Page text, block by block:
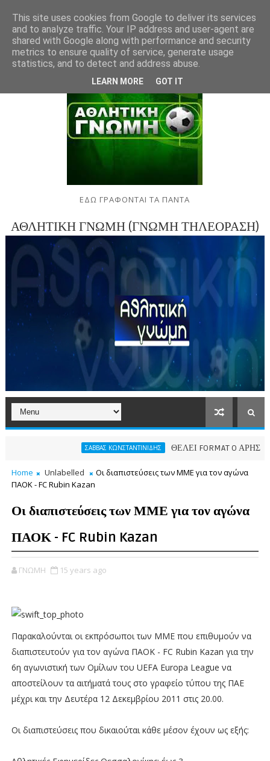
ΕΔΩ ΓΡΑΦΟΝΤΑΙ ΤΑ ΠΑΝΤΑ
ΑΘΛΗΤΙΚΗ ΓΝΩΜΗ (ΓΝΩΜΗ ΤΗΛΕΟΡΑΣΗ)
ΣΑΒΒΑΣ ΚΩΝΣΤΑΝΤΙΝΙΔΗΣ ΘΕΛΕΙ FORMAT O ΑΡΗΣ ΠΑΕ
Home Unlabelled
Οι διαπιστεύσεις των ΜΜΕ για τον αγώνα
ΠΑΟΚ - FC Rubin Kazan
Οι διαπιστεύσεις των ΜΜΕ για τον αγώνα
ΠΑΟΚ - FC Rubin Kazan
ΓΝΩΜΗ 15 years ago
Παρακαλούνται οι εκπρόσωποι των ΜΜΕ που επιθυμούν να
διαπιστευτούν για τον αγώνα ΠΑΟΚ - FC Rubin Kazan για την
6η αγωνιστική των Ομίλων του UEFA Europa League να
αποστείλουν τα αιτήματά τους στο γραφείο τύπου της ΠΑΕ
μέχρι και την Δευτέρα 12 Δεκεμβρίου 2011 στις 20.00.
Οι διαπιστεύσεις που δικαιούται κάθε μέσον έχουν ως εξής:
This site uses cookies from Google to deliver its services
and to analyze traffic. Your IP address and user-agent are
shared with Google along with performance and security
metrics to ensure quality of service, generate usage
statistics, and to detect and address abuse.
LEARN MORE GOT IT